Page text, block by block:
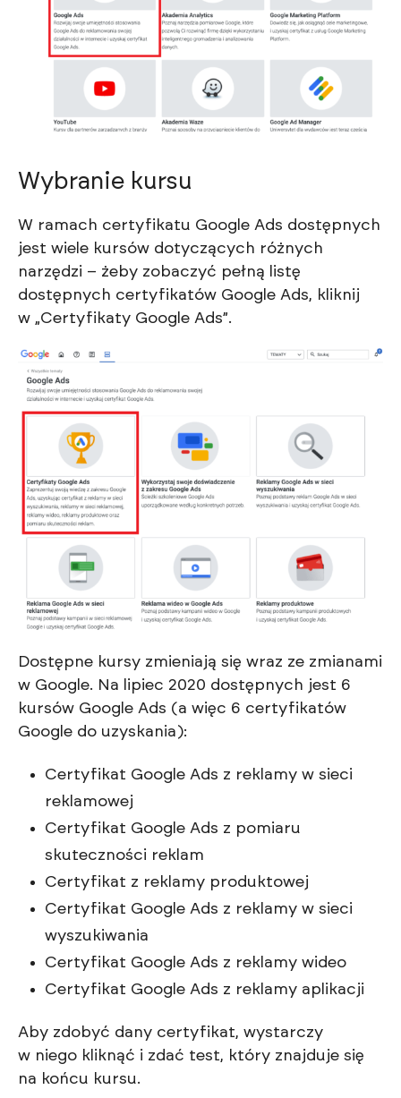
Wybranie kursu
W ramach certyfikatu Google Ads dostępnych
jest wiele kursów dotyczących różnych
narzędzi – żeby zobaczyć pełną listę
dostępnych certyfikatów Google Ads, kliknij
w „Certyfikaty Google Ads”.
Dostępne kursy zmieniają się wraz ze zmianami
w Google. Na lipiec 2020 dostępnych jest 6
kursów Google Ads (a więc 6 certyfikatów
Google do uzyskania):
Certyfikat Google Ads z reklamy w sieci
reklamowej
Certyfikat Google Ads z pomiaru
skuteczności reklam
Certyfikat z reklamy produktowej
Certyfikat Google Ads z reklamy w sieci
wyszukiwania
Certyfikat Google Ads z reklamy wideo
Certyfikat Google Ads z reklamy aplikacji
Aby zdobyć dany certyfikat, wystarczy
w niego kliknąć i zdać test, który znajduje się
na końcu kursu.